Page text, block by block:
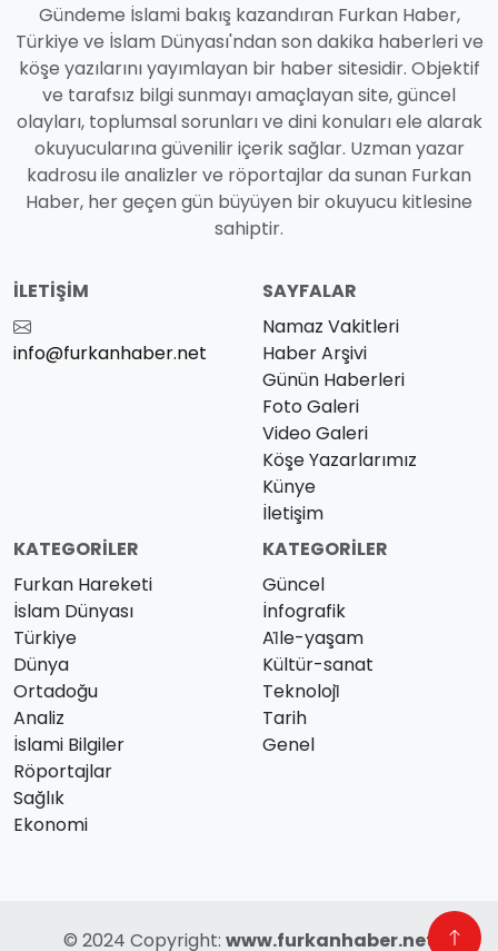
Gündeme İslami bakış kazandıran Furkan Haber,
Türkiye ve İslam Dünyası'ndan son dakika haberleri ve
köşe yazılarını yayımlayan bir haber sitesidir. Objektif
ve tarafsız bilgi sunmayı amaçlayan site, güncel
olayları, toplumsal sorunları ve dini konuları ele alarak
okuyucularına güvenilir içerik sağlar. Uzman yazar
kadrosu ile analizler ve röportajlar da sunan Furkan
Haber, her geçen gün büyüyen bir okuyucu kitlesine
sahiptir.
İLETIŞIM
info@furkanhaber.net
SAYFALAR
Namaz Vakitleri
Haber Arşivi
Günün Haberleri
Foto Galeri
Video Galeri
Köşe Yazarlarımız
Künye
İletişim
KATEGORILER
Furkan Hareketi
İslam Dünyası
Türkiye
Dünya
Ortadoğu
Analiz
İslami Bilgiler
Röportajlar
Sağlık
Ekonomi
KATEGORILER
Güncel
İnfografik
Ai̇le-yaşam
Kültür-sanat
Teknoloji̇
Tarih
Genel
© 2024 Copyright: www.furkanhaber.net